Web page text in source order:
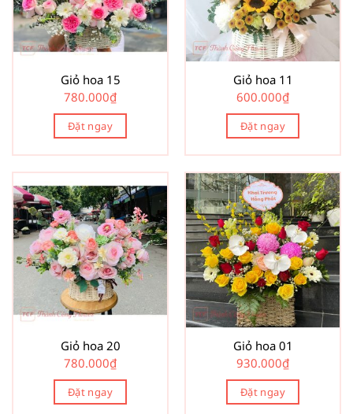
Giỏ hoa 15
780.000₫
Đặt ngay
Giỏ hoa 11
600.000₫
Đặt ngay
Giỏ hoa 20
780.000₫
Đặt ngay
Giỏ hoa 01
930.000₫
Đặt ngay